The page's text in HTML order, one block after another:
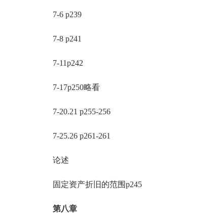
7-6 p239
7-8 p241
7-11p242
7-17p250略看
7-20.21 p255-256
7-25.26 p261-261
论述
固定资产折旧的范围p245
第八章